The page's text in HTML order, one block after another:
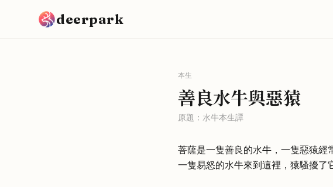
deerpark
本生
善良水牛與惡猿
原題： 水牛本生譚
菩薩是一隻善良的水牛，一隻惡猿
一隻易怒的水牛來到這裡，猿騷擾了